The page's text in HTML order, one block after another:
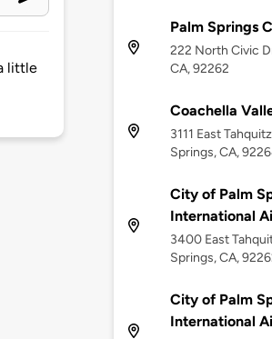
little
Palm Springs
222 North Civic
CA, 92262
Coachella
3111 East
Springs, CA,
City of Palm
International
3400 East
Springs, CA,
City of Palm
International